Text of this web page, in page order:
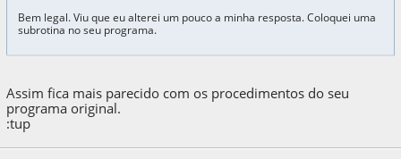
Bem legal. Viu que eu alterei um pouco a minha resposta. Coloquei uma
subrotina no seu programa.
Assim fica mais parecido com os procedimentos do seu
programa original.
:tup